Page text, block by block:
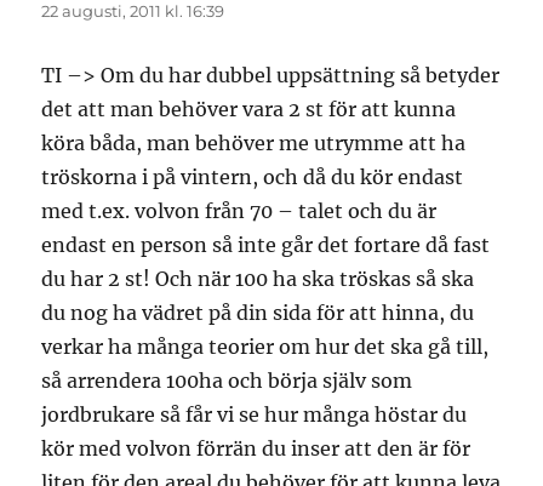
22 augusti, 2011 kl. 16:39
TI –> Om du har dubbel uppsättning så betyder
det att man behöver vara 2 st för att kunna
köra båda, man behöver me utrymme att ha
tröskorna i på vintern, och då du kör endast
med t.ex. volvon från 70 – talet och du är
endast en person så inte går det fortare då fast
du har 2 st! Och när 100 ha ska tröskas så ska
du nog ha vädret på din sida för att hinna, du
verkar ha många teorier om hur det ska gå till,
så arrendera 100ha och börja själv som
jordbrukare så får vi se hur många höstar du
kör med volvon förrän du inser att den är för